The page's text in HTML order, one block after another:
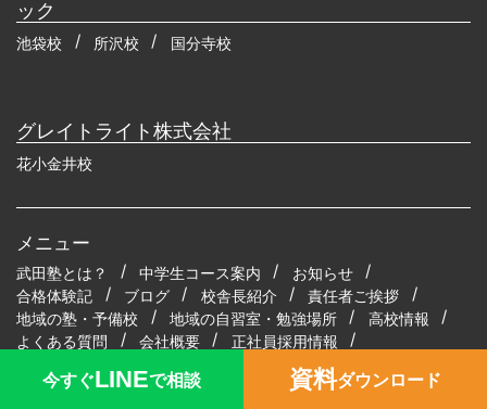
今すぐLINEで相談 資料ダウンロード
ック
池袋校 所沢校 国分寺校
グレイトライト株式会社
花小金井校
メニュー
武田塾とは？ 中学生コース案内
お知らせ
合格体験記
ブログ 校舎長紹介
責任者ご挨拶
地域の塾・予備校
地域の自習室・勉強場所
高校情報
よくある質問
会社概要
正社員採用情報
プライバシーポリシー
コンテンツ制作ポリシー